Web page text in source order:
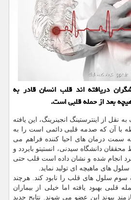
دریافته اند قلب انسان قادر به
بعد از حمله قلبی است.
نقل از اینترستینگ انجینرینگ، این یافته
با آن که صدمه قلبی دائمی است را به
درمان های احیا کننده فراهم می
دانشگاه سیدنی، انستیتو بایردد و
انجام شده و نشان داده است قلب حتی
های ماهیچه ای تولید نماید.
سوم سلول های قلب را نابود کند. هرچند
قلبی بهبود یافته اما خیلی از بیماران
پیوند این عضو می شوند. نتایج جدید